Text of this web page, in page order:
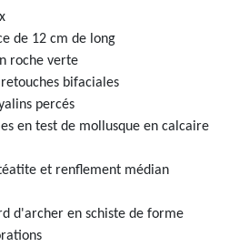
de 12 cm de long
roche verte
bifaciales
percés
en test de mollusque en calcaire
et renflement médian
d'archer en schiste de forme